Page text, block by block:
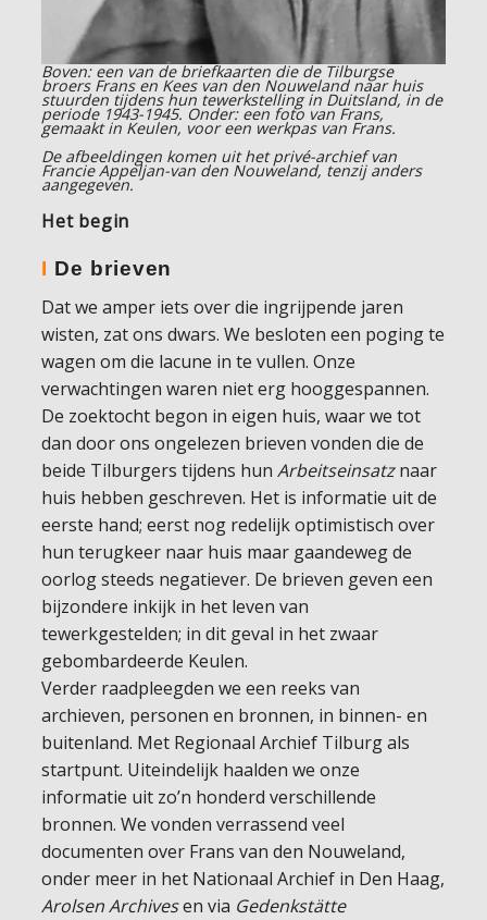
Boven: een van de briefkaarten die de Tilburgse
broers Frans en Kees van den Nouweland naar huis
stuurden tijdens hun tewerkstelling in Duitsland, in de
periode 1943-1945. Onder: een foto van Frans,
gemaakt in Keulen, voor een werkpas van Frans.
De afbeeldingen komen uit het privé-archief van
Francie Appeljan-van den Nouweland, tenzij anders
aangegeven.
Het begin
I De brieven
Dat we amper iets over die ingrijpende jaren
wisten, zat ons dwars. We besloten een poging te
wagen om die lacune in te vullen. Onze
verwachtingen waren niet erg hooggespannen.
De zoektocht begon in eigen huis, waar we tot
dan door ons ongelezen brieven vonden die de
beide Tilburgers tijdens hun Arbeitseinsatznaar
huis hebben geschreven. Het is informatie uit de
eerste hand; eerst nog redelijk optimistisch over
hun terugkeer naar huis maar gaandeweg de
oorlog steeds negatiever. De brieven geven een
bijzondere inkijk in het leven van
tewerkgestelden; in dit geval in het zwaar
gebombardeerde Keulen.
Verder raadpleegden we een reeks van
archieven, personen en bronnen, in binnen- en
buitenland. Met Regionaal Archief Tilburg als
startpunt. Uiteindelijk haalden we onze
informatie uit zo’n honderd verschillende
bronnen. We vonden verrassend veel
documenten over Frans van den Nouweland,
onder meer in het Nationaal Archief in Den Haag,
Arolsen Archivesen via Gedenkstätte